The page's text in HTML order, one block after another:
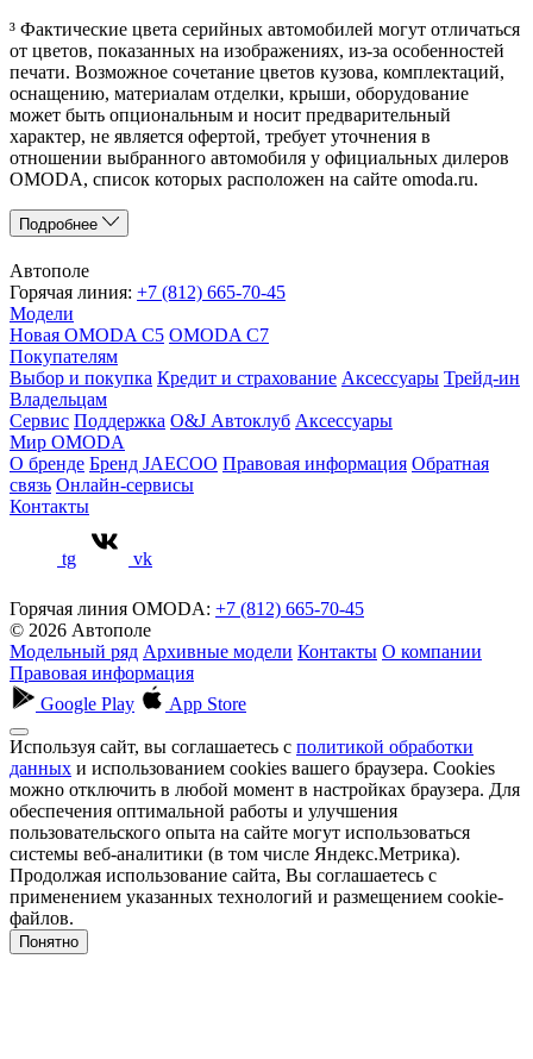
³ Фактические цвета серийных автомобилей могут отличаться
от цветов, показанных на изображениях, из-за особенностей
печати. Возможное сочетание цветов кузова, комплектаций,
оснащению, материалам отделки, крыши, оборудование
может быть опциональным и носит предварительный
характер, не является офертой, требует уточнения в
отношении выбранного автомобиля у официальных дилеров
OMODA, список которых расположен на сайте omoda.ru.
Подробнее
Автополе
Горячая линия: +7 (812) 665-70-45
Модели
Новая OMODA C5 OMODA C7
Покупателям
Выбор и покупка Кредит и страхование Аксессуары Трейд-ин
Владельцам
Сервис Поддержка O&J Автоклуб Аксессуары
Мир OMODA
О бренде Бренд JAECOO Правовая информация Обратная
связь Онлайн-сервисы
Контакты
tg vk
Горячая линия OMODA: +7 (812) 665-70-45
© 2026 Автополе
Модельный ряд Архивные модели Контакты О компании
Правовая информация
Google Play
App Store
Используя сайт, вы соглашаетесь с политикой обработки
данных и использованием cookies вашего браузера. Cookies
можно отключить в любой момент в настройках браузера. Для
обеспечения оптимальной работы и улучшения
пользовательского опыта на сайте могут использоваться
системы веб-аналитики (в том числе Яндекс.Метрика).
Продолжая использование сайта, Вы соглашаетесь с
применением указанных технологий и размещением cookie-
файлов.
Понятно